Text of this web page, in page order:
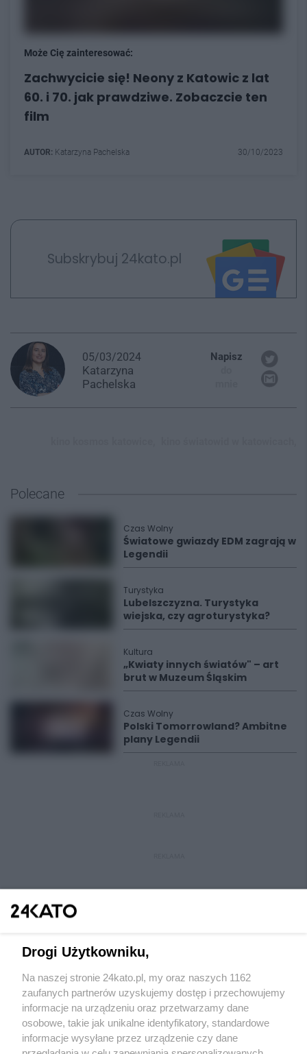
Może Cię zainteresować:
Zachwycicie się! Neony z Katowic z lat
60. i 70. jak prawdziwe. Zobaczcie ten
film
AUTOR: Katarzyna Pachelska 30/10/2023
Subskrybuj 24kato.pl
05/03/2024
Katarzyna
Pachelska
Napisz
Polecane
Czas Wolny
Światowe gwiazdy EDM zagrają w
Legendii
Turystyka
Lubelszczyzna. Turystyka
wiejska, czy agroturystyka?
Kultura
„Kwiaty innych światów" – art
brut w Muzeum Śląskim
Czas Wolny
Polski Tomorrowland? Ambitne
plany Legendii
Wydawca mediów lokalnych
Drogi Użytkowniku,
Na naszej stronie 24kato.pl, my oraz naszych 1162
zaufanych partnerów uzyskujemy dostęp i przechowujemy
informacje na urządzeniu oraz przetwarzamy dane
osobowe, takie jak unikalne identyfikatory, standardowe
informacje wysyłane przez urządzenie czy dane